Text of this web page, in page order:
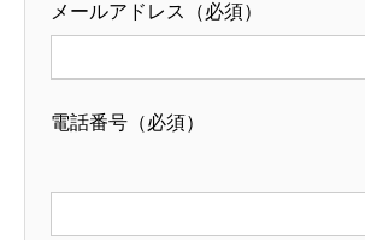
メールアドレス（必須）
電話番号（必須）